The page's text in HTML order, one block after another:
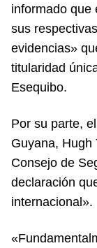
informado que
sus
evidencias»
titularidad
Esequibo.
Por su parte,
Guyana, Hugh
Consejo de
declaración
internacional».